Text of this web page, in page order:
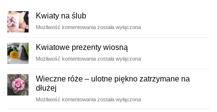
Kwiaty na ślub
Możliwość komentowania Kwiaty
została wyłączona
Kwiatowe prezenty wiosną
Możliwość komentowania Kwiatowe
została wyłączona
Wieczne róże – ulotne piękno zatrzymane na
dłużej
Możliwość komentowania Wieczne
została wyłączona